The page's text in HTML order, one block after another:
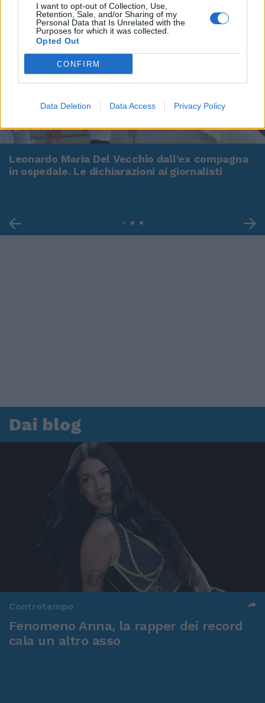
I want to opt-out of Collection, Use,
Retention, Sale, and/or Sharing of my
Personal Data that Is Unrelated with the
Purposes for which it was collected.
Opted Out
CONFIRM
Data Deletion Data Access Privacy Policy
00:00 01:16
Leonardo Maria Del Vecchio dall'ex compagna
in ospedale. Le dichiarazioni ai giornalisti
Dai blog
Controtempo
Fenomeno Anna, la rapper dei record
cala un altro asso